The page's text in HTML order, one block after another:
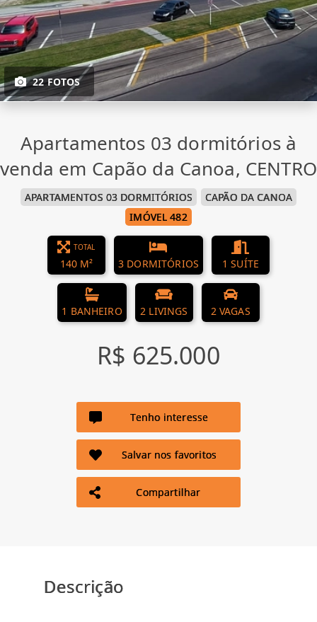
22 FOTOS
Apartamentos 03 dormitórios à
venda em Capão da Canoa, CENTRO
APARTAMENTOS 03 DORMITÓRIOS
CAPÃO DA CANOA
IMÓVEL 482
TOTAL
140 M² 3 DORMITÓRIOS 1 SUÍTE
1 BANHEIRO 2 LIVINGS 2 VAGAS
R$ 625.000
Tenho interesse
Salvar nos favoritos
Compartilhar
Descrição